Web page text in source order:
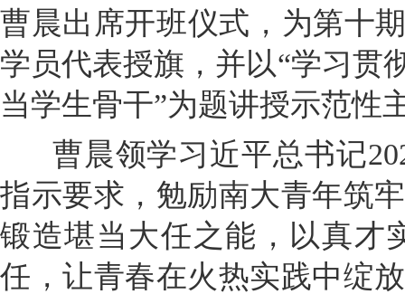
曹晨出席开班仪式，为第十
学员代表授旗，并以“学习贯
当学生骨干”为题讲授示范性
曹晨领学习近平总书记
指示要求，勉励南大青年筑
锻造堪当大任之能，以真才
任，让青春在火热实践中绽